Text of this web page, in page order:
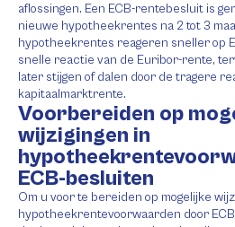
aflossingen. Een ECB-rentebesluit is
nieuwe hypotheekrentes na 2 tot 3
hypotheekrentes reageren sneller op
snelle reactie van de Euribor-rente,
later stijgen of dalen door de tragere
kapitaalmarktrente.
Voorbereiden op
wijzigingen in
ECB-besluiten
Om u voor te bereiden op mogelijke
hypotheekrentevoorwaarden door